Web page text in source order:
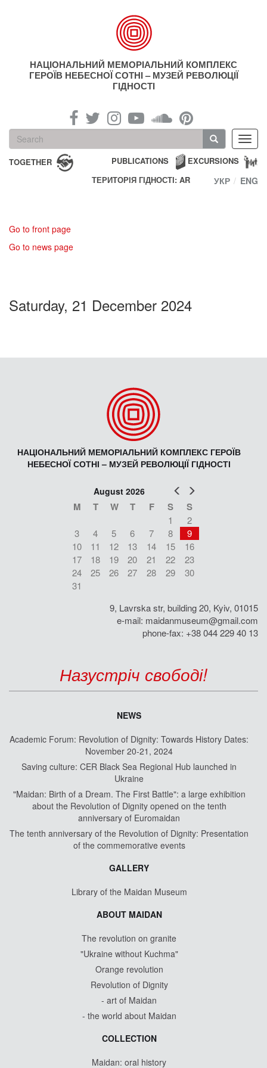
НАЦІОНАЛЬНИЙ МЕМОРІАЛЬНИЙ КОМПЛЕКС
ГЕРОЇВ НЕБЕСНОЇ СОТНІ – МУЗЕЙ РЕВОЛЮЦІЇ
ГІДНОСТІ
Search
form
Search
TOGETHER EXCURSIONS
PUBLICATIONS
ТЕРИТОРІЯ ГІДНОСТІ: AR
УКР ENG
Go to front page
Go to news page
Saturday, 21 December 2024
НАЦІОНАЛЬНИЙ МЕМОРІАЛЬНИЙ КОМПЛЕКС ГЕРОЇВ
НЕБЕСНОЇ СОТНІ – МУЗЕЙ РЕВОЛЮЦІЇ ГІДНОСТІ
Prev
August 2026
M T W T F S S
1
2
3
4 5 6 7 8
9
10
11 12 13 14 15
16
17
18 19 20 21 22
23
24
25 26 27 28 29
30
31
9, Lavrska str, building 20, Kyiv, 01015
e-mail: maidanmuseum@gmail.com
phone-fax: +38 044 229 40 13
Назустріч свободі!
NEWS
Academic Forum: Revolution of Dignity: Towards History Dates:
November 20-21, 2024
Saving culture: CER Black Sea Regional Hub launched in
Ukraine
"Maidan: Birth of a Dream. The First Battle": a large exhibition
about the Revolution of Dignity opened on the tenth
anniversary of Euromaidan
The tenth anniversary of the Revolution of Dignity: Presentation
of the commemorative events
GALLERY
Library of the Maidan Museum
ABOUT MAIDAN
The revolution on granite
"Ukraine without Kuchma"
Orange revolution
Revolution of Dignity
- art of Maidan
- the world about Maidan
COLLECTION
Maidan: oral history